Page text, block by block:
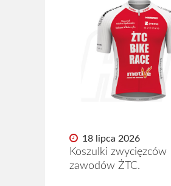
Archiwum 2019
Fotogaleria
Polecamy
Informacje
Historia ŻTC
Kto jest kto
18 lipca 2026
Koszulki zwycięzców
zawodów ŻTC.